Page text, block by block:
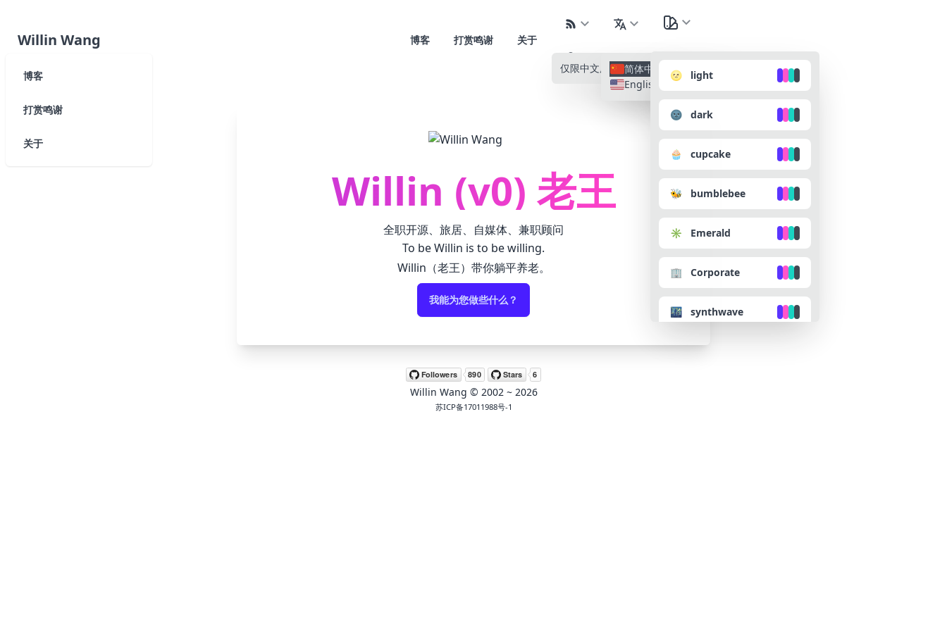
博客
打赏鸣谢
关于
Willin Wang 博客 打赏鸣谢 关于
仅限中文所有语种简体中文
English
🌝 light
🌚 dark
🧁 cupcake
🐝 bumblebee
✳️ Emerald
🏢 Corporate
🌃 synthwave
👴 retro
Willin (v0) 老王
全职开源、旅居、自媒体、兼职顾问
To be Willin is to be willing.
Willin（老王）带你躺平养老。
我能为您做些什么？
Willin Wang © 2002 ~ 2026
苏ICP备17011988号-1